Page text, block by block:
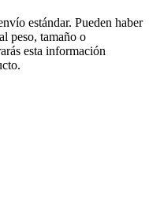
estándar. Pueden haber
peso, tamaño o
esta información